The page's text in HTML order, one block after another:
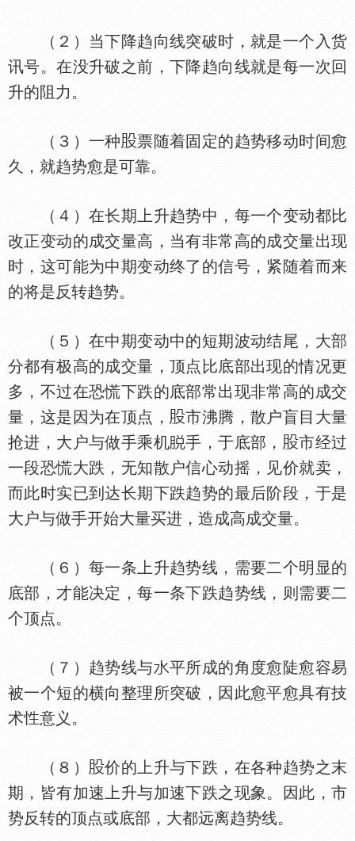
（２）当下降趋向线突破时，就是一个入货
讯号。在没升破之前，下降趋向线就是每一次回
升的阻力。
（３）一种
票随着固定的趋势移动时间愈
久，就趋势愈是可靠。
（４）在长期上升趋势中，每一个变动都比
改正变动的成交量高，当有非常高的成交量出现
时，这可能为中期变动终了的信号，紧随着而来
的将是反转趋势。
（５）在中期变动中的短期波动结尾，大部
分都有极高的成交量，顶点比底部出现的情况更
多，不过在恐慌下跌的底部常出现非常高的成交
量，这是因为在顶点，
市沸腾，散户盲目大量
抢进，大户与做手乘机
手，于底部，
市经过
一段恐慌大跌，无知散户信心动摇，见价就卖，
而此时实已到达长期下跌趋势的最后阶段，于是
大户与做手开始大量买进，造成高成交量。
（６）每一条上升趋势线，需要二个明显的
底部，才能决定，每一条下跌趋势线，则需要二
个顶点。
（７）趋势线与
平所成的角度愈陡愈容易
被一个短的横向整理所突破，因此愈平愈具有技
术
意义。
（８）
价的上升与下跌，在各种趋势之末
期，皆有加速上升与加速下跌之现象。因此，市
势反转的顶点或底部，大都远离趋势线。